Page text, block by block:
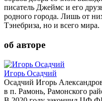
писатель Джеймс и его
родного города. Лишь от
Тэнебриза, но и всего мира.
об авторе
Игорь Осадчий
Осадчий Игорь
в п. Рамонь, Рамонского